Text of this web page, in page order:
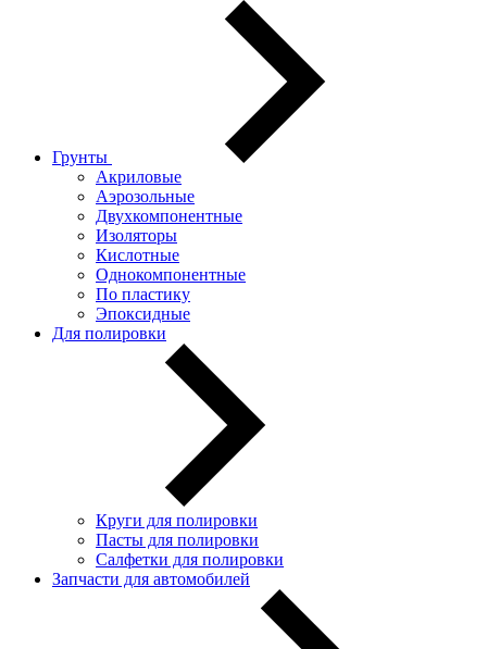
Грунты
Акриловые
Аэрозольные
Двухкомпонентные
Изоляторы
Кислотные
Однокомпонентные
По пластику
Эпоксидные
Для полировки
Круги для полировки
Пасты для полировки
Салфетки для полировки
Запчасти для автомобилей